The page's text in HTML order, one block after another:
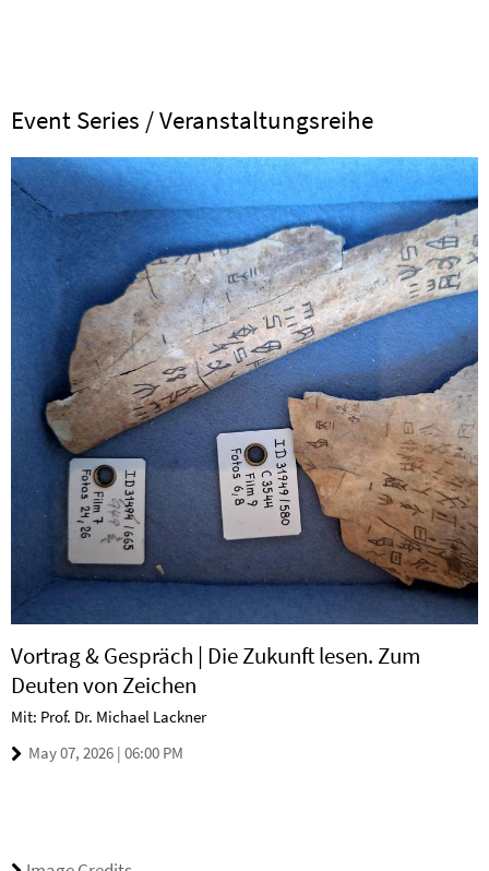
Event Series / Veranstaltungsreihe
Vortrag & Gespräch | Die Zukunft lesen. Zum
Deuten von Zeichen
Mit: Prof. Dr. Michael Lackner
May 07, 2026 | 06:00 PM